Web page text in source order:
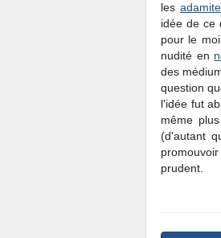
les
idée de ce
pour le
nudité en
des
question
l'idée fut
même
(d'autant
prudent.